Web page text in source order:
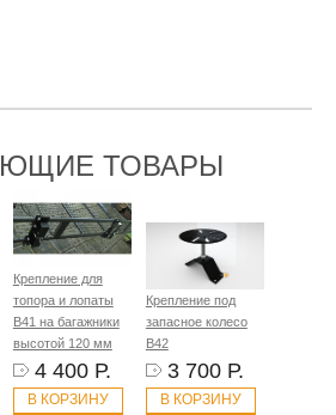
ТОВАРЫ
Крепление для
топора и лопаты
B41 на багажники
высотой 120 мм
4 400 Р.
В КОРЗИНУ
Крепление под
запасное колесо
B42
3 700 Р.
В КОРЗИНУ